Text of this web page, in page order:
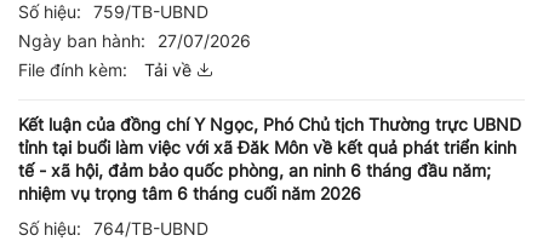
Số hiệu:
759/TB-UBND
Ngày ban hành:
27/07/2026
File đính kèm:
Tải về
Kết luận của đồng chí Y Ngọc, Phó Chủ tịch Thường trực UBND
tỉnh tại buổi làm việc với xã Đăk Môn về kết quả phát triển kinh
tế - xã hội, đảm bảo quốc phòng, an ninh 6 tháng đầu năm;
nhiệm vụ trọng tâm 6 tháng cuối năm 2026
Số hiệu:
764/TB-UBND